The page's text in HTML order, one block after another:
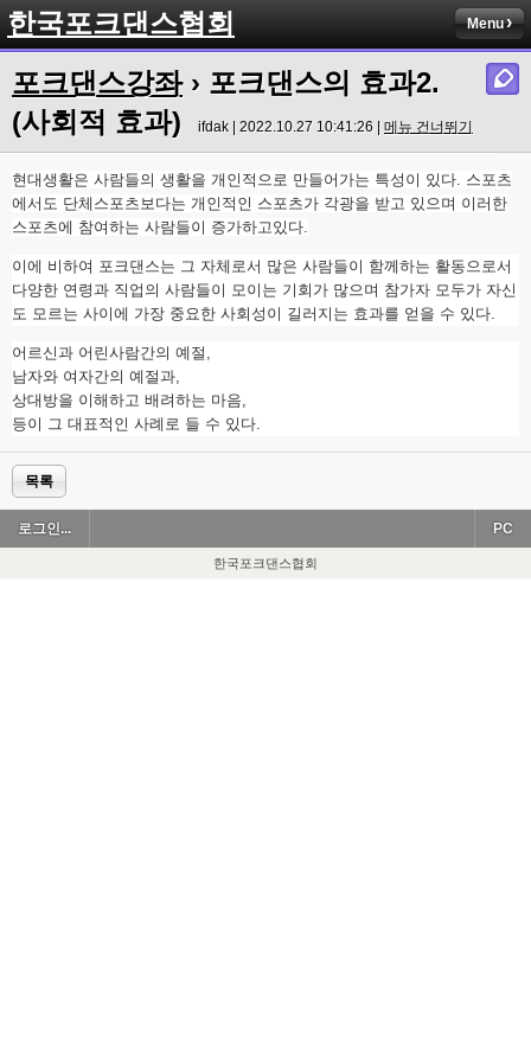
한국포크댄스협회 Menu
포크댄스강좌› 포크댄스의 효과2.
(사회적 효과)
ifdak | 2022.10.27 10:41:26 | 메뉴 건너뛰기
현대생활은 사람들의 생활을 개인적으로 만들어가는 특성이 있다. 스포츠
에서도 단체스포츠보다는 개인적인 스포츠가 각광을 받고 있으며 이러한
스포츠에 참여하는 사람들이 증가하고있다.
이에 비하여 포크댄스는 그 자체로서 많은 사람들이 함께하는 활동으로서
다양한 연령과 직업의 사람들이 모이는 기회가 많으며 참가자 모두가 자신
도 모르는 사이에 가장 중요한 사회성이 길러지는 효과를 얻을 수 있다.
어르신과 어린사람간의 예절,
남자와 여자간의 예절과,
상대방을 이해하고 배려하는 마음,
등이 그 대표적인 사례로 들 수 있다.
목록
로그인... PC
한국포크댄스협회